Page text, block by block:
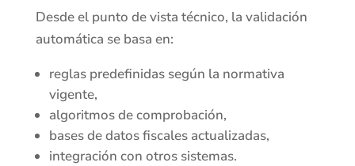
Desde el punto de vista técnico, la validación
automática se basa en:
reglas predefinidas según la normativa
vigente,
algoritmos de comprobación,
bases de datos fiscales actualizadas,
integración con otros sistemas.